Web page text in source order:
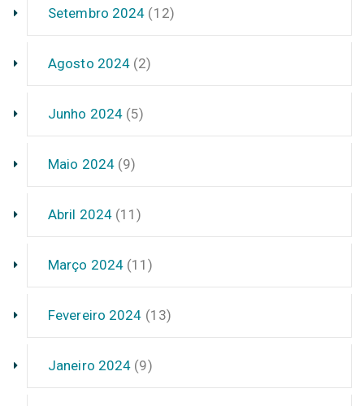
Setembro 2024 (12)
Agosto 2024 (2)
Junho 2024 (5)
Maio 2024(9)
Abril 2024 (11)
Março 2024 (11)
Fevereiro 2024 (13)
Janeiro 2024 (9)